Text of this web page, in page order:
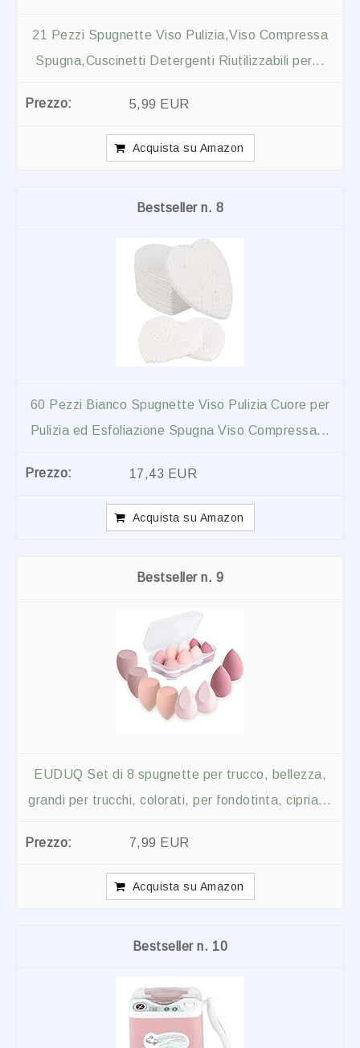
21 Pezzi Spugnette Viso Pulizia,Viso Compressa
Spugna,Cuscinetti Detergenti Riutilizzabili per...
5,99 EUR
Acquista su Amazon
8
60 Pezzi Bianco Spugnette Viso Pulizia Cuore per
Pulizia ed Esfoliazione Spugna Viso Compressa...
17,43 EUR
Acquista su Amazon
9
EUDUQ Set di 8 spugnette per trucco, bellezza,
grandi per trucchi, colorati, per fondotinta, cipria...
7,99 EUR
Acquista su Amazon
10